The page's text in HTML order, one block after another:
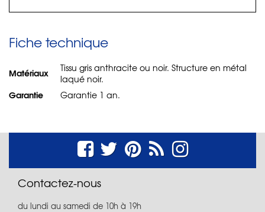
Fiche technique
Matériaux
Tissu gris anthracite ou noir. Structure en métal
laqué noir.
Garantie Garantie 1 an.
Contactez-nous
du lundi au samedi de 10h à 19h